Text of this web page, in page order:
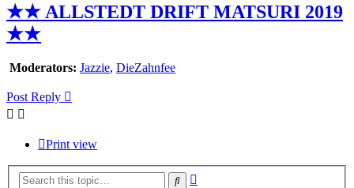
★★ ALLSTEDT DRIFT MATSURI 2019
★★
Moderators: Jazzie, DieZahnfee
Post Reply
Print view
Search